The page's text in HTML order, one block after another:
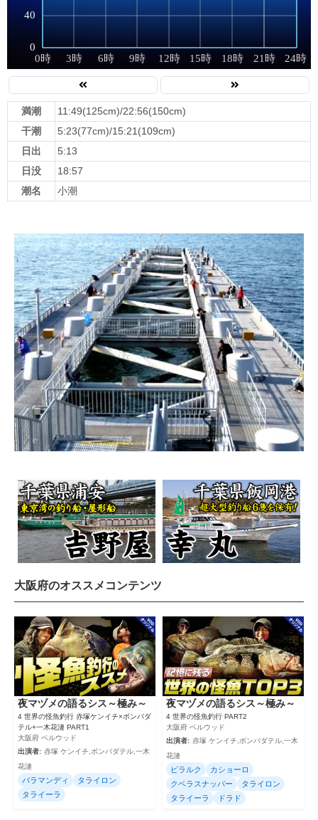
満潮
11:49(125cm)/22:56(150cm)
干潮
5:23(77cm)/15:21(109cm)
日出
5:13
日没
18:57
潮名
小潮
大阪府のオススメコンテンツ
夜マヅメの語るシス～極み～
4 世界の怪魚釣行 赤塚ケンイチ×ボンバダ
テル+一木花漣 PART1
大阪府 ベルウッド
出演者: 赤塚 ケンイチ,ボンバダテル,一木
花漣
バラマンディ
タライロン
タライーラ
夜マヅメの語るシス～極み～
4 世界の怪魚釣行 PART2
大阪府 ベルウッド
出演者: 赤塚 ケンイチ,ボンバダテル,一木
花漣
ピラルク
カショーロ
クベラスナッパー
タライロン
タライーラ
ドラド